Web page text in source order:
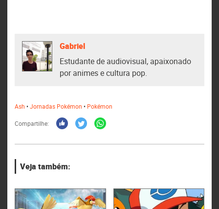
Gabriel
Estudante de audiovisual, apaixonado
por animes e cultura pop.
Ash •Jornadas Pokémon • Pokémon
Compartilhe:
Veja também: